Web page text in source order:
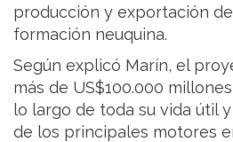
producción y exportación
formación neuquina.
Según explicó Marín, el
más de US$100.000
lo largo de toda su vida útil
de los principales motores